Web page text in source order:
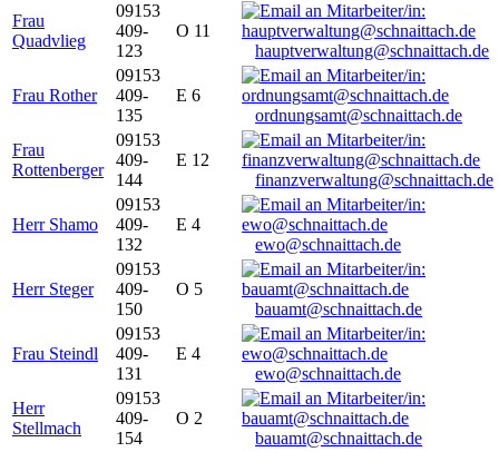
Frau
Quadvlieg
09153
409-
123
O 11
hauptverwaltung@schnaittach.de
Frau Rother
09153
409-
135
E 6
ordnungsamt@schnaittach.de
Frau
Rottenberger
09153
409-
144
E 12
finanzverwaltung@schnaittach.de
Herr Shamo
09153
409-
132
E 4
ewo@schnaittach.de
Herr Steger
09153
409-
150
O 5
bauamt@schnaittach.de
Frau Steindl
09153
409-
131
E 4
ewo@schnaittach.de
Herr
Stellmach
09153
409-
154
O 2
bauamt@schnaittach.de